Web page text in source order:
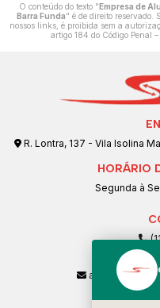
O conteúdo do texto "Empresa de
Barra Funda" é de direito reservado.
nossos links, é proibida sem a
artigo 184 do Código Penal –
R. Lontra, 137 - Vila Isolina
HORÁRIO
Segunda à